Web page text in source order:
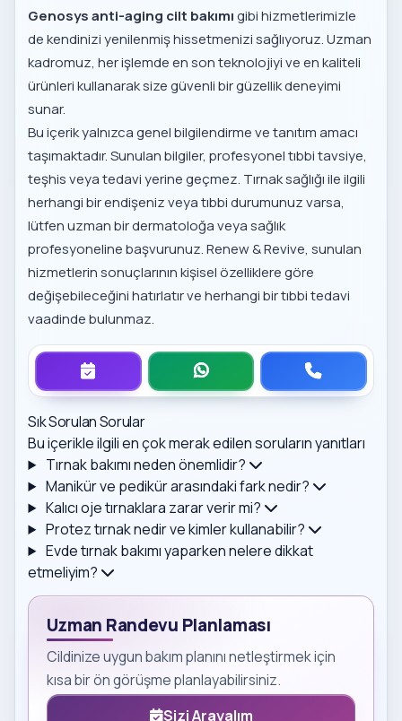
Genosys anti-aging cilt bakımıgibi hizmetlerimizle
de kendinizi yenilenmiş hissetmenizi sağlıyoruz. Uzman
kadromuz, her işlemde en son teknolojiyi ve en kaliteli
ürünleri kullanarak size güvenli bir güzellik deneyimi
sunar.
Bu içerik yalnızca genel bilgilendirme ve tanıtım amacı
taşımaktadır. Sunulan bilgiler, profesyonel tıbbi tavsiye,
teşhis veya tedavi yerine geçmez. Tırnak sağlığı ile ilgili
herhangi bir endişeniz veya tıbbi durumunuz varsa,
lütfen uzman bir dermatoloğa veya sağlık
profesyoneline başvurunuz. Renew & Revive, sunulan
hizmetlerin sonuçlarının kişisel özelliklere göre
değişebileceğini hatırlatır ve herhangi bir tıbbi tedavi
vaadinde bulunmaz.
Sık Sorulan Sorular
Bu içerikle ilgili en çok merak edilen soruların yanıtları
Tırnak bakımı neden önemlidir?
Manikür ve pedikür arasındaki fark nedir?
Kalıcı oje tırnaklara zarar verir mi?
Protez tırnak nedir ve kimler kullanabilir?
Evde tırnak bakımı yaparken nelere dikkat
etmeliyim?
Uzman Randevu Planlaması
Cildinize uygun bakım planını netleştirmek için
kısa bir ön görüşme planlayabilirsiniz.
Sizi Arayalım